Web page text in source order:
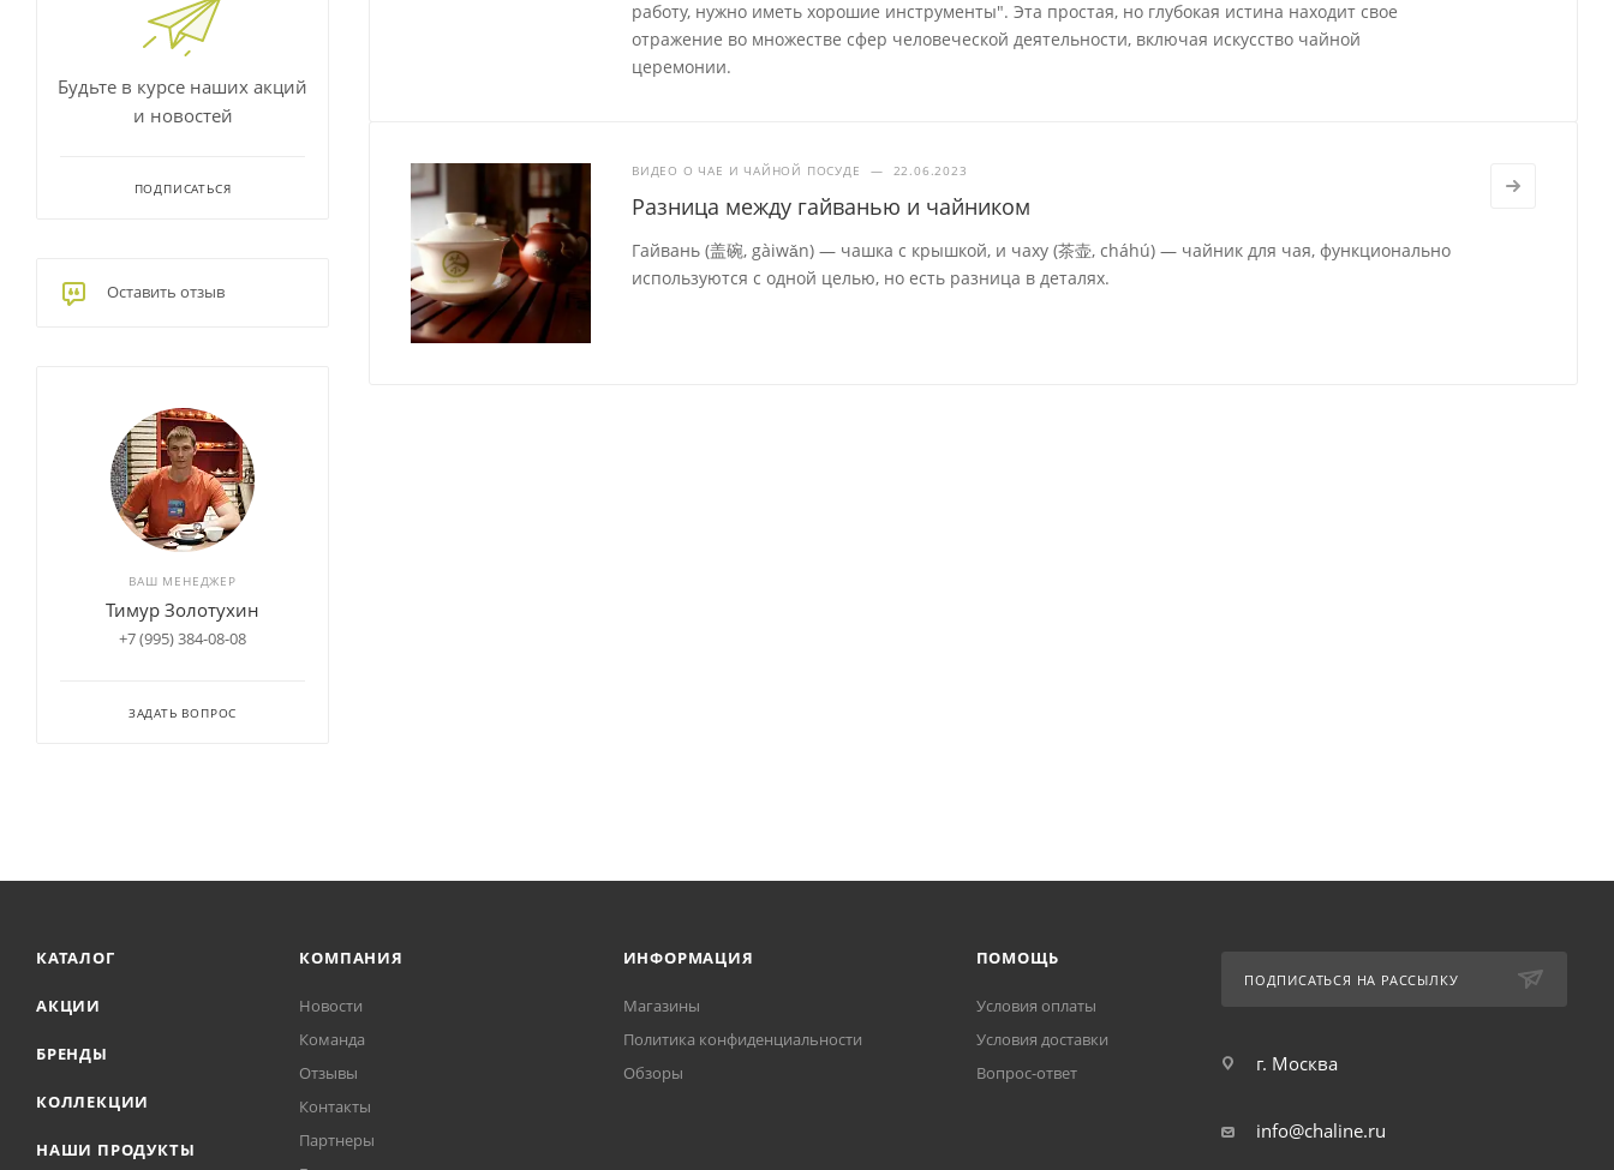
работу, нужно иметь хорошие инструменты". Эта простая, но глубокая истина находит свое
отражение во множестве сфер человеческой деятельности, включая искусство чайной
церемонии.
ВИДЕО О ЧАЕ И ЧАЙНОЙ ПОСУДЕ — 22.06.2023
Разница между гайванью и чайником
Гайвань (盖碗, gàiwǎn) — чашка с крышкой, и чаху (茶壶, cháhú) — чайник для чая, функционально
используются с одной целью, но есть разница в деталях.
Будьте в курсе наших акций
и новостей
ПОДПИСАТЬСЯ
Оставить отзыв
ВАШ МЕНЕДЖЕР
Тимур Золотухин
+7 (995) 384-08-08
ЗАДАТЬ ВОПРОС
КАТАЛОГ
АКЦИИ
БРЕНДЫ
КОЛЛЕКЦИИ
НАШИ ПРОДУКТЫ
КОМПАНИЯ
Новости
Команда
Отзывы
Контакты
Партнеры
ИНФОРМАЦИЯ
Магазины
Политика конфиденциальности
Обзоры
ПОМОЩЬ
Условия оплаты
Условия доставки
Вопрос-ответ
ПОДПИСАТЬСЯ НА РАССЫЛКУ
г. Москва
info@chaline.ru